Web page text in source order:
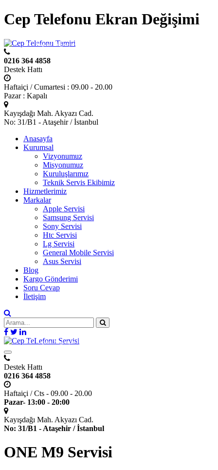
Cep Telefonu Ekran Değişimi
BirKaptan Bilgisayar Elektronik
0216 364 4858
Destek Hattı
Haftaiçi / Cumartesi : 09.00 - 20.00
Pazar : Kapalı
Kayışdağı Mah. Akyazı Cad.
No: 31/B1 - Ataşehir / İstanbul
Anasayfa
Kurumsal
Vizyonumuz
Misyonumuz
Kuruluşlarımız
Teknik Servis Ekibimiz
Hizmetlerimiz
Markalar
Apple Servisi
Samsung Servisi
Sony Servisi
Htc Servisi
Lg Servisi
General Mobile Servisi
Asus Servisi
Blog
Kargo Gönderimi
Soru Cevap
İletişim
BirKaptan Bilgisayar Elektronik
Destek Hattı
0216 364 4858
Haftaiçi / Cts - 09.00 - 20.00
Pazar- 13:00 - 20:00
Kayışdağı Mah. Akyazı Cad.
No: 31/B1 - Ataşehir / İstanbul
ONE M9 Servisi